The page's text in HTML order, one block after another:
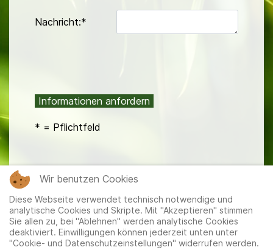
Nachricht:*
* = Pflichtfeld
Wir benutzen Cookies
Diese Webseite verwendet technisch notwendige und
analytische Cookies und Skripte. Mit "Akzeptieren" stimmen
Sie allen zu, bei "Ablehnen" werden analytische Cookies
deaktiviert. Einwilligungen können jederzeit unten unter
"Cookie- und Datenschutzeinstellungen" widerrufen werden.